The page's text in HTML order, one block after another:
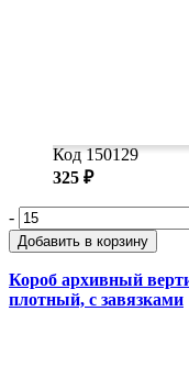
Код 150129
325 ₽
-
Добавить в корзину
Короб архивный
плотный, с завязками